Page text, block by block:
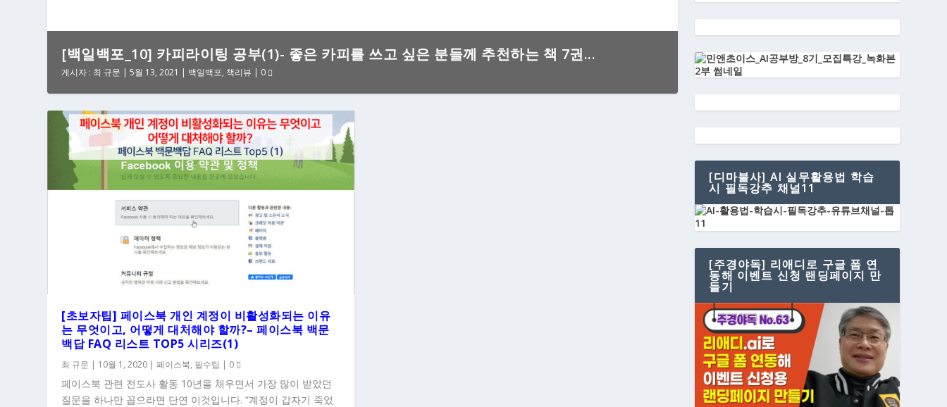
[백일백포_10] 카피라이팅 공부(1)- 좋은 카피를 쓰고 싶은 분들께 추천하는 책 7권...
게시자 : 최 규문 |5월 13, 2021 | 백일백포, 책리뷰 | 0
[초보자팁] 페이스북 개인 계정이 비활성화되는 이유
는 무엇이고, 어떻게 대처해야 할까?– 페이스북 백문
백답 FAQ 리스트 TOP5 시리즈(1)
최 규문 | 10월 1, 2020 |페이스북, 필수팁 | 0
페이스북 관련 전도사 활동 10년을 채우면서 가장 많이 받았던
질문을 하나만 꼽으라면 단연 이것입니다. “계정이 갑자기 죽었
[디마불사] AI 실무활용법 학습
시 필독강추 채널11
[주경야독] 리애디로 구글 폼 연
동해 이벤트 신청 랜딩페이지 만
들기